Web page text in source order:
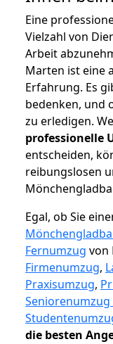
Eine
Vielzahl von
Arbeit
Marten ist eine
Erfahrung. Es
bedenken, und
zu erledigen.
professionelle
entscheiden,
reibungslosen
Egal, ob Sie
Fernumzug von
Firmenumzug,
Praxisumzug,
die besten